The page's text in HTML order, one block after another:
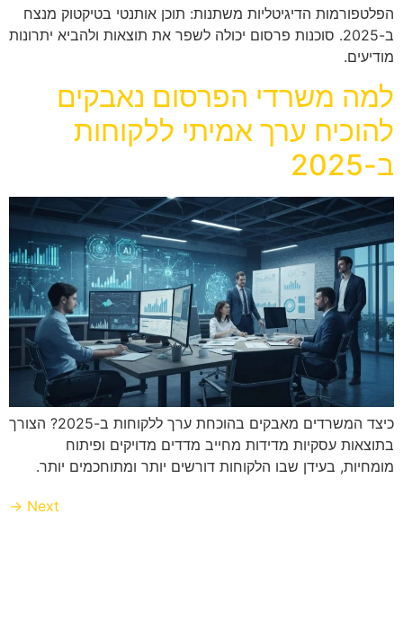
הפלטפורמות הדיגיטליות משתנות: תוכן אותנטי בטיקטוק מנצח
ב-2025. סוכנות פרסום יכולה לשפר את תוצאות ולהביא יתרונות
מודיעים.
למה משרדי הפרסום נאבקים
להוכיח ערך אמיתי ללקוחות
ב-2025
כיצד המשרדים מאבקים בהוכחת ערך ללקוחות ב-2025? הצורך
בתוצאות עסקיות מדידות מחייב מדדים מדויקים ופיתוח
מומחיות, בעידן שבו הלקוחות דורשים יותר ומתוחכמים יותר.
Next
→